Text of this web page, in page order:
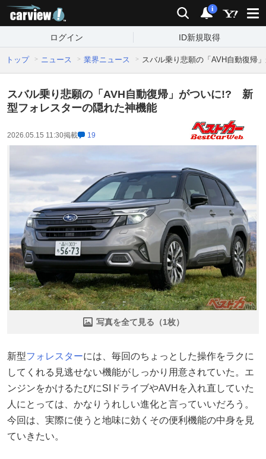
検索 通知
i
ログイン ID新規取得
トップ ニュース 業界ニュース スバル乗り悲願の「AVH自動復帰
スバル乗り悲願の「AVH自動復帰」がついに!? 新
型フォレスターの隠れた神機能
2026.05.15 11:30掲載 19
写真を全て見る（1枚）
新型フォレスターには、毎回のちょっとした操作をラクに
してくれる見逃せない機能がしっかり用意されていた。エ
ンジンをかけるたびにSIドライブやAVHを入れ直していた
人にとっては、かなりうれしい進化と言っていいだろう。
今回は、実際に使うと地味に効くその便利機能の中身を見
ていきたい。